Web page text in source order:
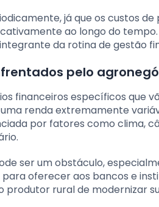
já que os custos
ao longo do
da rotina de gestão
pelo
financeiros específicos que
renda extremamente
por fatores como clima,
ser um obstáculo,
oferecer aos bancos e
rural de modernizar